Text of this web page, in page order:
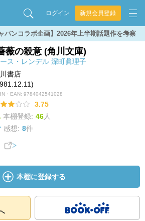
ログイン 新規会員登録
パンコラボ企画】2026年上半期話題作を考察
薇の殺意 (角川文庫)
ス・レンデル 深町眞理子
書店
・EAN: 9784042541028
3.75
本棚登録: 46人
感想: 8件
本棚に登録する